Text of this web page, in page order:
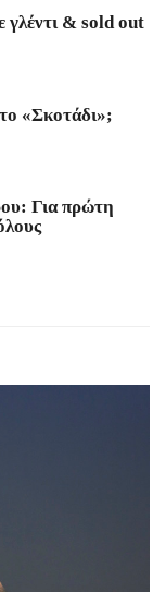
γλέντι & sold out
«Σκοτάδι»;
Για πρώτη